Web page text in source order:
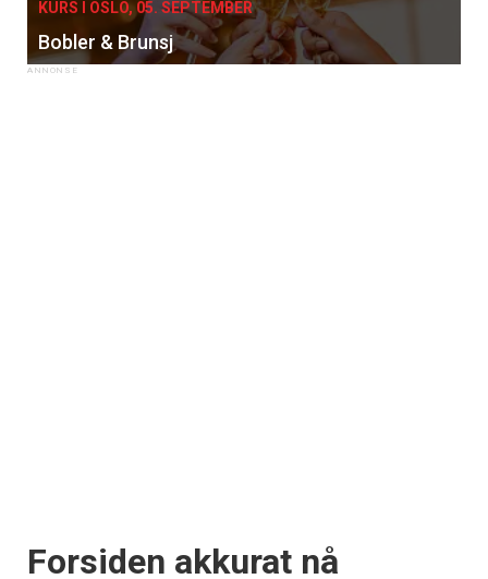
KURS I OSLO, 05. SEPTEMBER
Bobler & Brunsj
Forsiden akkurat nå